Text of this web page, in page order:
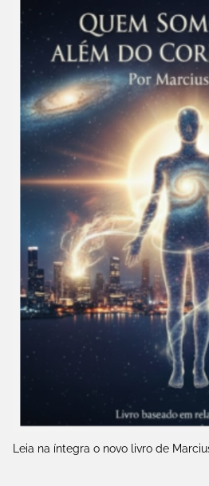
Leia na íntegra o novo livro de